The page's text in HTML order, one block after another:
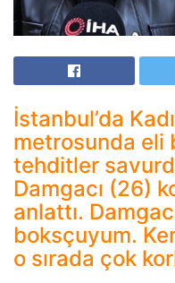
İstanbul’da
metrosunda eli
tehditler
Damgacı (26)
anlattı.
boksçuyum.
o sırada çok